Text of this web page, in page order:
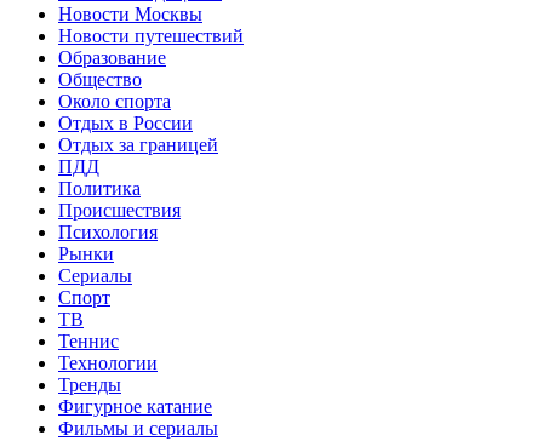
Новости Москвы
Новости путешествий
Образование
Общество
Около спорта
Отдых в России
Отдых за границей
ПДД
Политика
Происшествия
Психология
Рынки
Сериалы
Спорт
ТВ
Теннис
Технологии
Тренды
Фигурное катание
Фильмы и сериалы